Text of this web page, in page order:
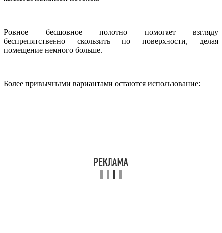
Ровное бесшовное полотно помогает взгляду
беспрепятственно скользить по поверхности, делая
помещение немного больше.
Более привычными вариантами остаются использование: